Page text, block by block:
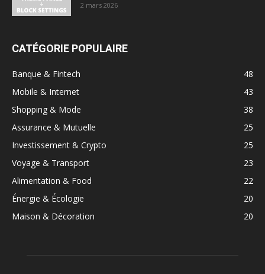
2 mars 2026
CATÉGORIE POPULAIRE
Banque & Fintech
48
Mobile & Internet
43
Shopping & Mode
38
Assurance & Mutuelle
25
Investissement & Crypto
25
Voyage & Transport
23
Alimentation & Food
22
Énergie & Écologie
20
Maison & Décoration
20